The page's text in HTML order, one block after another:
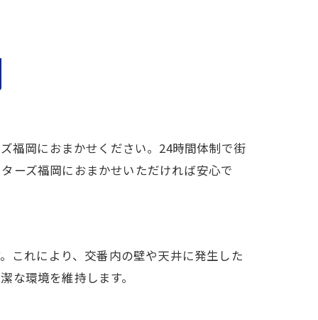
福岡におまかせください。24時間体制で街
ーズ福岡におまかせいただければ安心で
これにより、交番内の壁や天井に発生した
な環境を維持します。